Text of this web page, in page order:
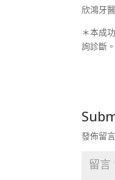
欣鴻牙
＊本成
詢診斷。
發佈留